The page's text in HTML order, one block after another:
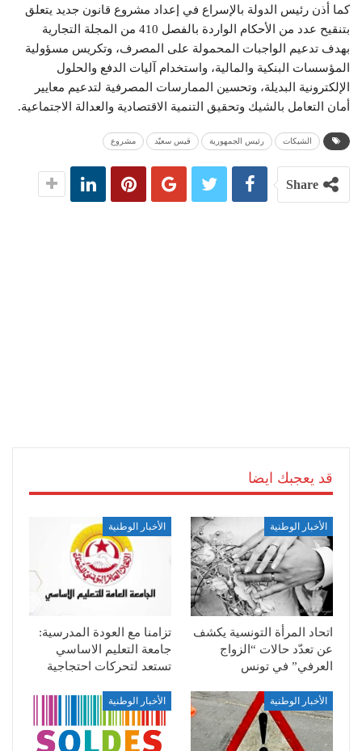
كما أذن رئيس الدولة بالإسراع في إعداد مشروع قانون جديد يتعلق
بتنقيح عدد من الأحكام الواردة بالفصل 410 من المجلة التجارية
بهدف تدعيم الواجبات المحمولة على المصرف، وتكريس مسؤولية
المؤسسات البنكية والمالية، واستخدام آليات الدفع والحلول
الإلكترونية البديلة، وتحسين الممارسات المصرفية لتدعيم معايير
أمان التعامل بالشيك وتحقيق التنمية الاقتصادية والعدالة الاجتماعية.
الشيكات رئيس الجمهورية قيس سعيّد مشروع
Share
قد يعجبك ايضا
الأخبار الوطنية
اتحاد المرأة التونسية يكشف
عن تعدّد حالات “الزواج
العرفي” في تونس
الأخبار الوطنية
تزامنا مع العودة المدرسية:
جامعة التعليم الاساسي
تستعد لتحركات احتجاجية
الأخبار الوطنية الأخبار الوطنية